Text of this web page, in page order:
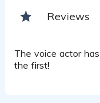
Reviews
The voice actor
the first!